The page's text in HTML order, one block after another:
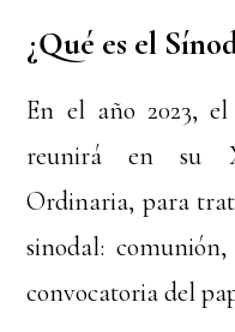
¿Qué es el
En el año 2023, el
reunirá en su
Ordinaria, para
sinodal:
convocatoria del